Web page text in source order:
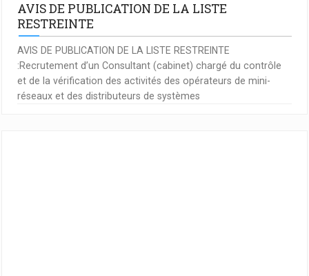
AVIS DE PUBLICATION DE LA LISTE
RESTREINTE
AVIS DE PUBLICATION DE LA LISTE RESTREINTE
:Recrutement d’un Consultant (cabinet) chargé du contrôle
et de la vérification des activités des opérateurs de mini-
réseaux et des distributeurs de systèmes